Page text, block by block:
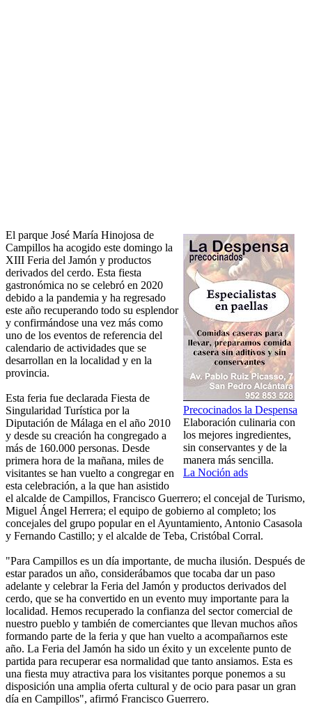
Precocinados la Despensa
Elaboración culinaria con
los mejores ingredientes,
sin conservantes y de la
manera más sencilla.
La Noción ads
El parque José María Hinojosa de
Campillos ha acogido este domingo la
XIII Feria del Jamón y productos
derivados del cerdo. Esta fiesta
gastronómica no se celebró en 2020
debido a la pandemia y ha regresado
este año recuperando todo su esplendor
y confirmándose una vez más como
uno de los eventos de referencia del
calendario de actividades que se
desarrollan en la localidad y en la
provincia.
Esta feria fue declarada Fiesta de
Singularidad Turística por la
Diputación de Málaga en el año 2010
y desde su creación ha congregado a
más de 160.000 personas. Desde
primera hora de la mañana, miles de
visitantes se han vuelto a congregar en
esta celebración, a la que han asistido
el alcalde de Campillos, Francisco Guerrero; el concejal de Turismo,
Miguel Ángel Herrera; el equipo de gobierno al completo; los
concejales del grupo popular en el Ayuntamiento, Antonio Casasola
y Fernando Castillo; y el alcalde de Teba, Cristóbal Corral.
"Para Campillos es un día importante, de mucha ilusión. Después de
estar parados un año, considerábamos que tocaba dar un paso
adelante y celebrar la Feria del Jamón y productos derivados del
cerdo, que se ha convertido en un evento muy importante para la
localidad. Hemos recuperado la confianza del sector comercial de
nuestro pueblo y también de comerciantes que llevan muchos años
formando parte de la feria y que han vuelto a acompañarnos este
año. La Feria del Jamón ha sido un éxito y un excelente punto de
partida para recuperar esa normalidad que tanto ansiamos. Esta es
una fiesta muy atractiva para los visitantes porque ponemos a su
disposición una amplia oferta cultural y de ocio para pasar un gran
día en Campillos", afirmó Francisco Guerrero.